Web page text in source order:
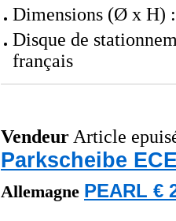
Dimensions (Ø x H)
Disque de
français
Vendeur Article
Parkscheibe
Allemagne PEARL €